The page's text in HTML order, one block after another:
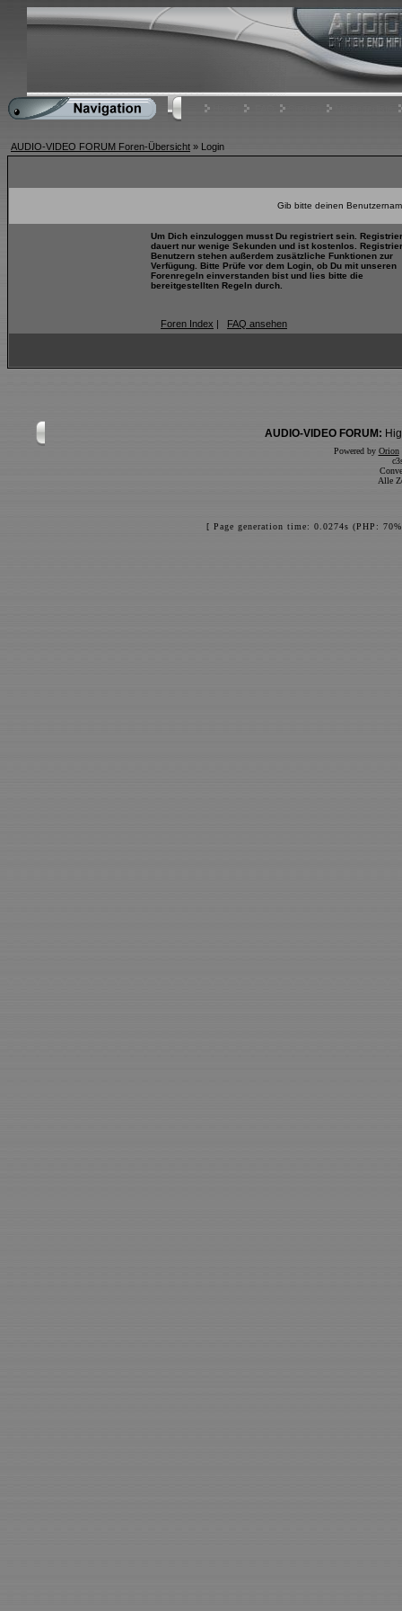
AUDIO-VIDEO FORUM Foren-Übersicht » Login
Gib bitte deinen
Um Dich einzuloggen musst Du registriert sein.
dauert nur wenige Sekunden und ist kostenlos.
Benutzern stehen außerdem zusätzliche Funktionen zur
Verfügung. Bitte Prüfe vor dem Login, ob Du mit unseren
Forenregeln einverstanden bist und lies bitte die
bereitgestellten Regeln durch.
Foren Index | FAQ ansehen
AUDIO-VIDEO FORUM:
Powered by Orion
Alle
[ Page generation time: 0.0274s (PHP: